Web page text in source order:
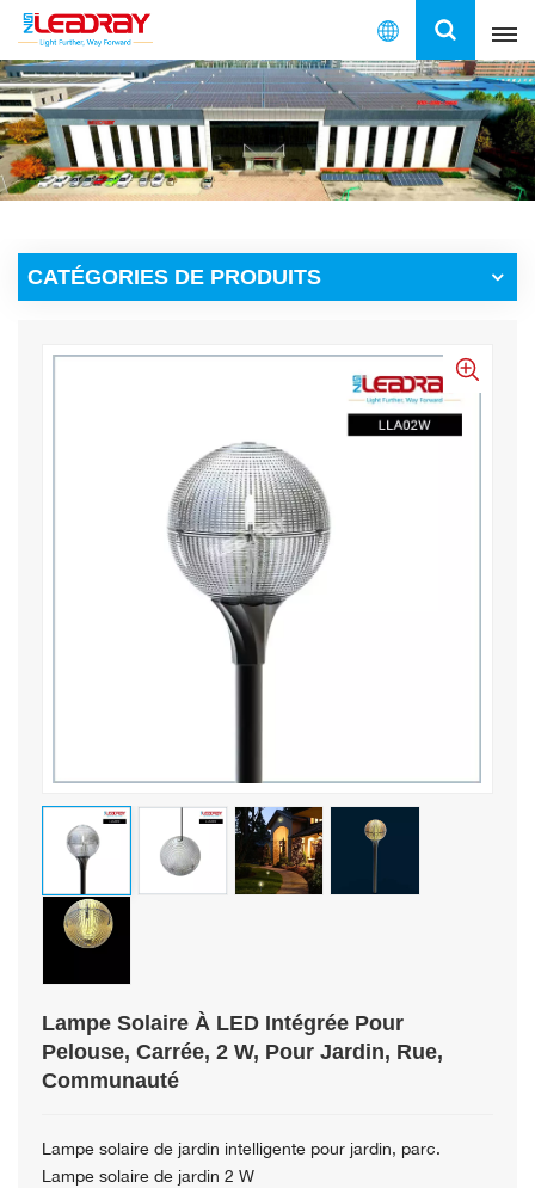
Français
English
français
español
CATÉGORIES DE PRODUITS
Lampe Solaire À LED Intégrée Pour
Pelouse, Carrée, 2 W, Pour Jardin, Rue,
Communauté
Lampe solaire de jardin intelligente pour jardin, parc.
Lampe solaire de jardin 2 W